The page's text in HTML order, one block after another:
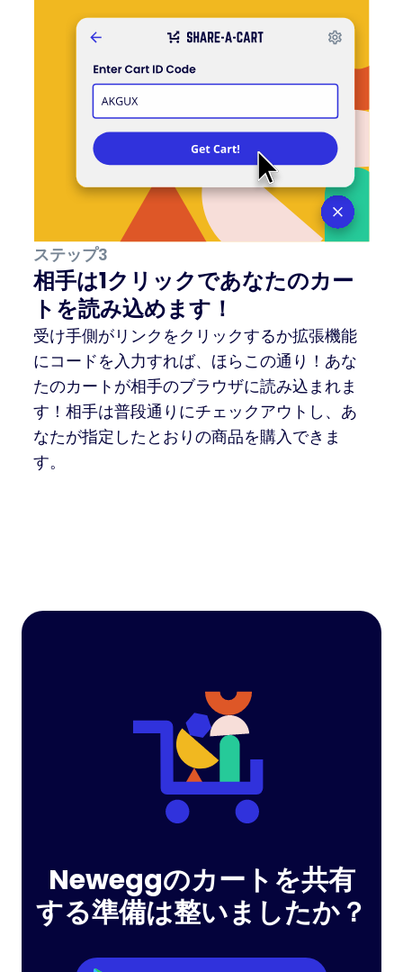
ステップ3
相手は1クリックであなたのカー
トを読み込めます！
受け手側がリンクをクリックするか拡張機能
にコードを入力すれば、ほらこの通り！あな
たのカートが相手のブラウザに読み込まれま
す！相手は普段通りにチェックアウトし、あ
なたが指定したとおりの商品を購入できま
す。
Neweggのカートを共有
する準備は整いましたか？